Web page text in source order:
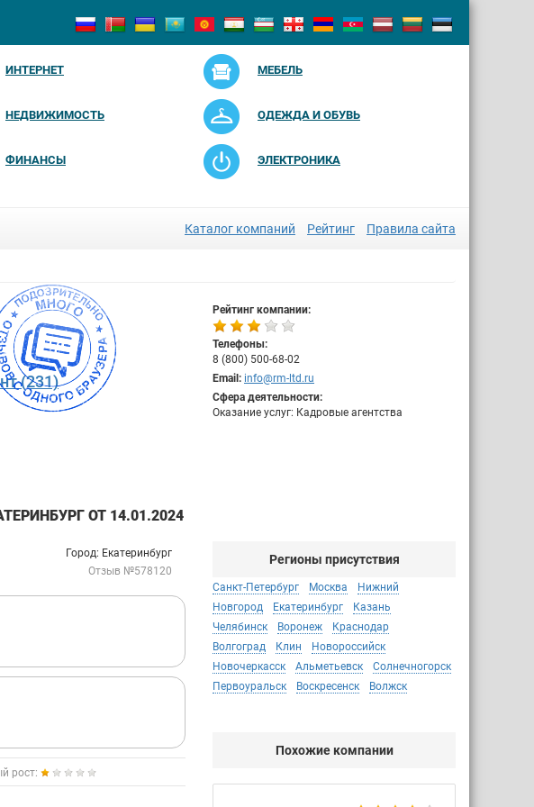
ИНТЕРНЕТ МЕБЕЛЬ
НЕДВИЖИМОСТЬ ОДЕЖДА И ОБУВЬ
ФИНАНСЫ ЭЛЕКТРОНИКА
Каталог компаний Рейтинг Правила сайта
(231)
Рейтинг компании:
Телефоны:
8 (800) 500-68-02
Email: info@rm-ltd.ru
Сфера деятельности:
Оказание услуг: Кадровые агентства
ОТ 14.01.2024
Город: Екатеринбург
Отзыв №578120
рост:
Регионы присутствия
Санкт-Петербург Москва
Нижний
Новгород
Екатеринбург
Казань
Челябинск
Воронеж
Краснодар
Волгоград
Клин
Новороссийск
Новочеркасск
Альметьевск
Солнечногорск
Первоуральск
Воскресенск Волжск
Похожие компании